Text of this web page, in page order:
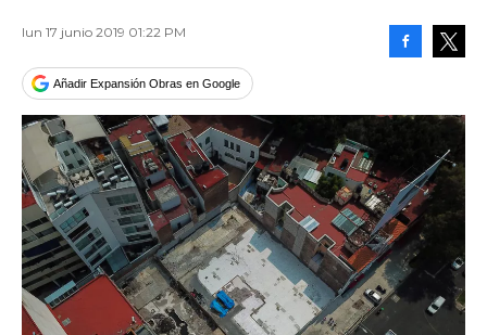
lun 17 junio 2019 01:22 PM
Añadir Expansión Obras en Google